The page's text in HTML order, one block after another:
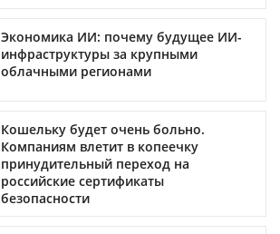
Экономика ИИ: почему будущее ИИ-
инфраструктуры за крупными
облачными регионами
Кошельку будет очень больно.
Компаниям влетит в копеечку
принудительный переход на
российские сертификаты
безопасности